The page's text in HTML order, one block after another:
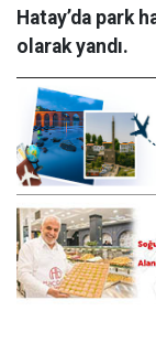
Hatay’da park
olarak yandı.